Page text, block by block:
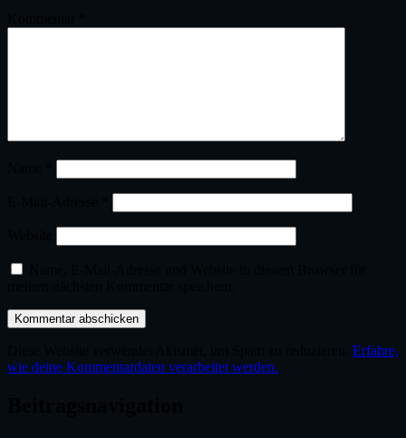
Erfahre,
wie deine Kommentardaten verarbeitet werden.